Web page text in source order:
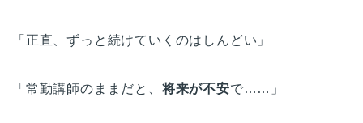
「正直、ずっと続けていくのはしんどい」
「常勤講師のままだと、将来が不安で……」